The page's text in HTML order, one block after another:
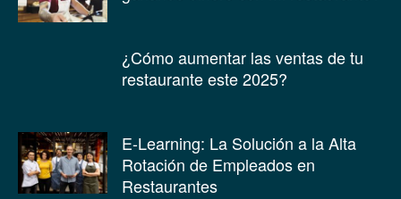
¿Cómo aumentar las ventas de tu
restaurante este 2025?
E-Learning: La Solución a la Alta
Rotación de Empleados en
Restaurantes